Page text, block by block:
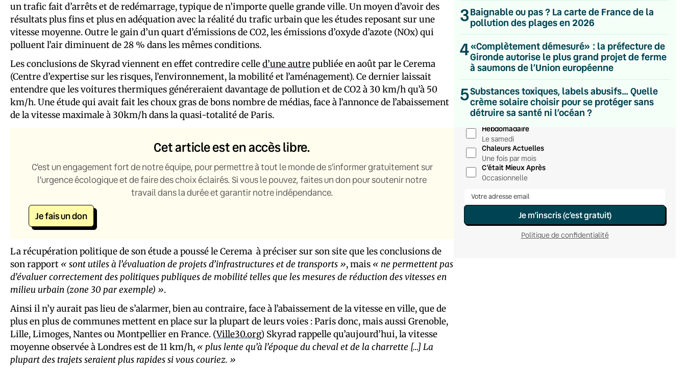
un trafic fait d’arrêts et de redémarrage, typique de n’importe quelle grande ville. Un moyen d’avoir des
résultats plus fins et plus en adéquation avec la réalité du trafic urbain que les études reposant sur une
vitesse moyenne. Outre le gain d’un quart d’émissions de CO2, les émissions d’oxyde d’azote (NOx) qui
polluent l’air diminuent de 28 % dans les mêmes conditions.
Les conclusions de Skyrad viennent en effet contredire celled’une autrepubliée en août par le Cerema
(Centre d’expertise sur les risques, l’environnement, la mobilité et l’aménagement). Ce dernier laissait
entendre que les voitures thermiques généreraient davantage de pollution et de CO2 à 30 km/h qu’à 50
km/h. Une étude qui avait fait les choux gras de bons nombre de médias, face à l’annonce de l’abaissement
de la vitesse maximale à 30km/h dans la quasi-totalité de Paris.
Cet article est en accès libre.
C’est un engagement fort de notre équipe, pour permettre à tout le monde de s’informer gratuitement sur
l’urgence écologique et de faire des choix éclairés. Si vous le pouvez, faites un don pour soutenir notre
travail dans la durée et garantir notre indépendance.
Je fais un don
La récupération politique de son étude a poussé le Cerema à préciser sur son site que les conclusions de
son rapport « sont utiles à l’évaluation de projets d’infrastructures et de transports », mais « ne permettent pas
d’évaluer correctement des politiques publiques de mobilité telles que les mesures de réduction des vitesses en
milieu urbain (zone 30 par exemple) ».
Ainsi il n’y aurait pas lieu de s’alarmer, bien au contraire, face à l’abaissement de la vitesse en ville, que de
plus en plus de communes mettent en place sur la plupart de leurs voies : Paris donc, mais aussi Grenoble,
Lille, Limoges, Nantes ou Montpellier en France. (Ville30.org) Skyrad rappelle qu’aujourd’hui, la vitesse
moyenne observée à Londres est de 11 km/h, « plus lente qu’à l’époque du cheval et de la charrette […] La
plupart des trajets seraient plus rapides si vous couriez. »
3Baignable ou pas ? La carte de France de la
pollution des plages en 2026
4«Complètement démesuré» : la préfecture de
Gironde autorise le plus grand projet de ferme
à saumons de l’Union européenne
5Substances toxiques, labels abusifs… Quelle
crème solaire choisir pour se protéger sans
détruire sa santé ni l’océan ?
💌 Inscrivez-vous à nos newsletters
Quotidienne
Du lundi au vendredi
Hebdomadaire
Le samedi
Chaleurs Actuelles
Une fois par mois
C’était Mieux Après
Occasionnelle
Je m’inscris (c’est gratuit)
Politique de confidentialité